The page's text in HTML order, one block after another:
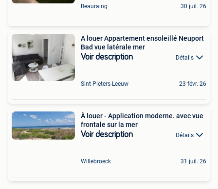
Beauraing 30 juil. 26
A louer Appartement ensoleillé Neuport
Bad vue latérale mer
Voir description Détails
Sint-Pieters-Leeuw 23 févr. 26
À louer - Application moderne. avec vue
frontale sur la mer
Voir description Détails
Willebroeck 31 juil. 26